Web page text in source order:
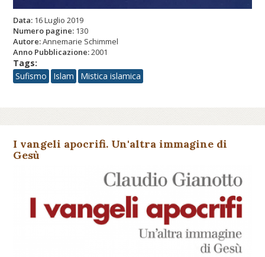
Data: 16 Luglio 2019
Numero pagine: 130
Autore:Annemarie Schimmel
Anno Pubblicazione:2001
Tags:
Sufismo
Islam Mistica islamica
I vangeli apocrifi. Un'altra immagine di
Gesù